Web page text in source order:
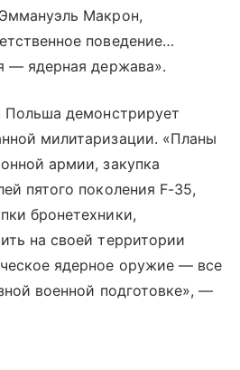
Макрон,
поведение…
— ядерная держава».
Польша демонстрирует
милитаризации. «Планы
армии, закупка
пятого поколения F-35,
бронетехники,
на своей территории
ядерное оружие — все
военной подготовке», —